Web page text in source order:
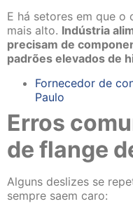
E há setores em que
mais alto. Indústria
precisam de
padrões elevados de
Fornecedor de
Paulo
Erros
de flange
Alguns deslizes se
sempre saem caro: